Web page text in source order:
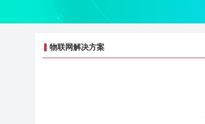
物联网解决方案